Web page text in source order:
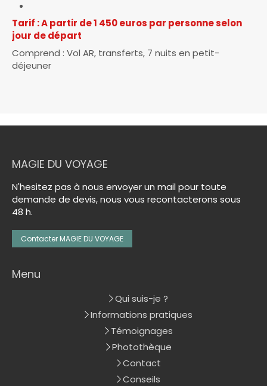
Tarif : A partir de 1 450 euros par personne selon
jour de départ
Comprend : Vol AR, transferts, 7 nuits en petit-
déjeuner
MAGIE DU VOYAGE
N'hesitez pas à nous envoyer un mail pour toute
demande de devis, nous vous recontacterons sous
48 h.
Contacter MAGIE DU VOYAGE
Menu
Qui suis-je ?
Informations pratiques
Témoignages
Photothèque
Contact
Conseils